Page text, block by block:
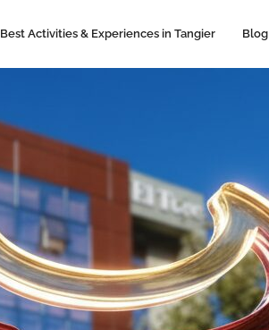
Best Activities & Experiences in Tangier Blog